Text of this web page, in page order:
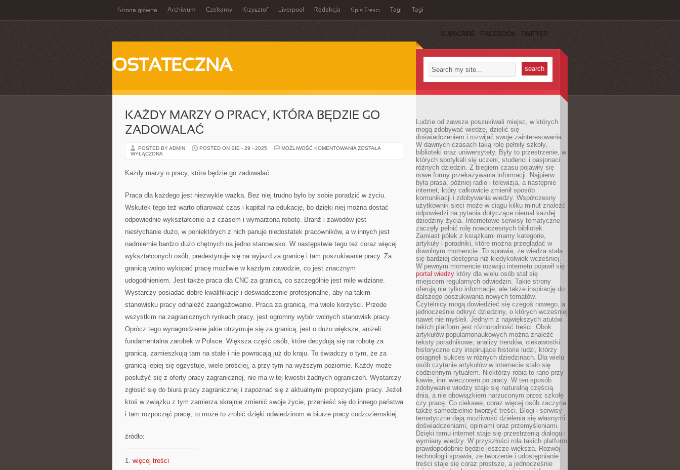
Strona główna Archiwum Czekamy Krzysztof Liverpool Redakcja Spis Treści Tagi Tagi
SUBSCRIBE FACEBOOK TWITTER
OSTATECZNA
KAŻDY MARZY O PRACY, KTÓRA BĘDZIE GO
ZADOWALAĆ
POSTED BY ADMIN POSTED ON SIE - 29 - 2025 MOŻLIWOŚĆ KOMENTOWANIA KAŻDY
ZOSTAŁA
WYŁĄCZONA
Każdy marzy o pracy, która będzie go zadowalać
Praca dla każdego jest niezwykle ważka. Bez niej trudno było by sobie poradzić w życiu.
Wskutek tego też warto ofiarować czas i kapitał na edukację, bo dzięki niej można dostać
odpowiednie wykształcenie a z czasem i wymarzoną robotę. Branż i zawodów jest
niesłychanie dużo, w poniektórych z nich panuje niedostatek pracowników, a w innych jest
nadmiernie bardzo dużo chętnych na jedno stanowisko. W następstwie tego też coraz więcej
wykształconych osób, predestynuje się na wyjazd za granicę i tam poszukiwanie pracy. Za
granicą wolno wykopać pracę możliwie w każdym zawodzie, co jest znacznym
udogodnieniem. Jest także praca dla CNC za granicą, co szczególnie jest mile widziane.
Wystarczy posiadać dobre kwalifikacje i doświadczenie profesjonalne, aby na takim
stanowisku pracy odnaleźć zaangażowanie. Praca za granicą, ma wiele korzyści. Przede
wszystkim na zagranicznych rynkach pracy, jest ogromny wybór wolnych stanowisk pracy.
Oprócz tego wynagrodzenie jakie otrzymuje się za granicą, jest o dużo większe, aniżeli
fundamentalna zarobek w Polsce. Większa część osób, które decydują się na robotę za
granicą, zamieszkują tam na stałe i nie powracają już do kraju. To świadczy o tym, że za
granicą lepiej się egzystuje, wiele prościej, a przy tym na wyższym poziomie. Każdy może
posłużyć się z oferty pracy zagranicznej, nie ma w tej kwestii żadnych ograniczeń. Wystarczy
zgłosić się do biura pracy zagranicznej i zapoznać się z aktualnymi propozycjami pracy. Jeżeli
ktoś w związku z tym zamierza skrajnie zmienić swoje życie, przenieść się do innego państwa
i tam rozpocząć pracę, to może to zrobić dzięki odwiedzinom w biurze pracy cudzoziemskiej.
źródło:
———————————
1. więcej treści
Ludzie od zawsze poszukiwali miejsc, w których
mogą zdobywać wiedzę, dzielić się
doświadczeniem i rozwijać swoje zainteresowania.
W dawnych czasach taką rolę pełniły szkoły,
biblioteki oraz uniwersytety. Były to przestrzenie, w
których spotykali się uczeni, studenci i pasjonaci
różnych dziedzin. Z biegiem czasu pojawiły się
nowe formy przekazywania informacji. Najpierw
była prasa, później radio i telewizja, a następnie
internet, który całkowicie zmienił sposób
komunikacji i zdobywania wiedzy. Współczesny
użytkownik sieci może w ciągu kilku minut znaleźć
odpowiedzi na pytania dotyczące niemal każdej
dziedziny życia. Internetowe serwisy tematyczne
zaczęły pełnić rolę nowoczesnych bibliotek.
Zamiast półek z książkami mamy kategorie,
artykuły i poradniki, które można przeglądać w
dowolnym momencie. To sprawia, że wiedza stała
się bardziej dostępna niż kiedykolwiek wcześniej.
W pewnym momencie rozwoju internetu pojawił się
portal wiedzy który dla wielu osób stał się
miejscem regularnych odwiedzin. Takie strony
oferują nie tylko informacje, ale także inspirację do
dalszego poszukiwania nowych tematów.
Czytelnicy mogą dowiedzieć się czegoś nowego, a
jednocześnie odkryć dziedziny, o których wcześniej
nawet nie myśleli. Jednym z największych atutów
takich platform jest różnorodność treści. Obok
artykułów popularnonaukowych można znaleźć
teksty poradnikowe, analizy trendów, ciekawostki
historyczne czy inspirujące historie ludzi, którzy
osiągnęli sukces w różnych dziedzinach. Dla wielu
osób czytanie artykułów w internecie stało się
codziennym rytuałem. Niektórzy robią to rano przy
kawie, inni wieczorem po pracy. W ten sposób
zdobywanie wiedzy staje się naturalną częścią
dnia, a nie obowiązkiem narzuconym przez szkołę
czy pracę. Co ciekawe, coraz więcej osób zaczyna
także samodzielnie tworzyć treści. Blogi i serwisy
tematyczne dają możliwość dzielenia się własnymi
doświadczeniami, opiniami oraz przemyśleniami.
Dzięki temu internet staje się przestrzenią dialogu i
wymiany wiedzy. W przyszłości rola takich platform
prawdopodobnie będzie jeszcze większa. Rozwój
technologii sprawia, że tworzenie i udostępnianie
treści staje się coraz prostsze, a jednocześnie